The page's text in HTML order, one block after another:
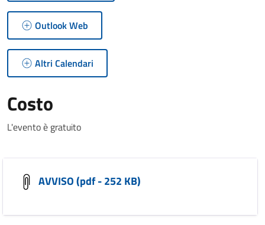
Outlook Web
Altri Calendari
Costo
L'evento è gratuito
AVVISO (pdf - 252 KB)